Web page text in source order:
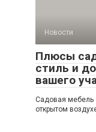
Новости
Плюсы
стиль и
вашего
Садовая мебель
открытом